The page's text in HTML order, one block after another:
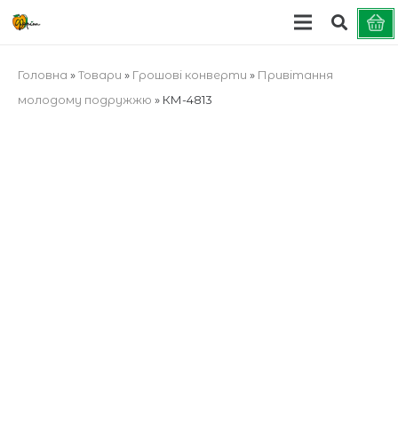
Головна »Товари » Грошові конверти » Привітання
молодому подружжю » КМ-4813